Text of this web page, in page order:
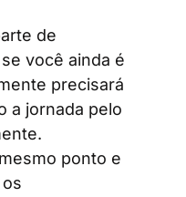
de
você ainda é
precisará
a jornada pelo
ponto e